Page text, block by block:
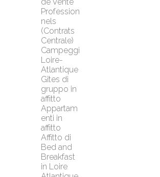
Profession
nels
(Contrats
Centrale)
Campeggi
Loire-
Atlantique
Gîtes di
gruppo in
affitto
Appartam
enti in
affitto
Affitto di
Bed and
Breakfast
in Loire